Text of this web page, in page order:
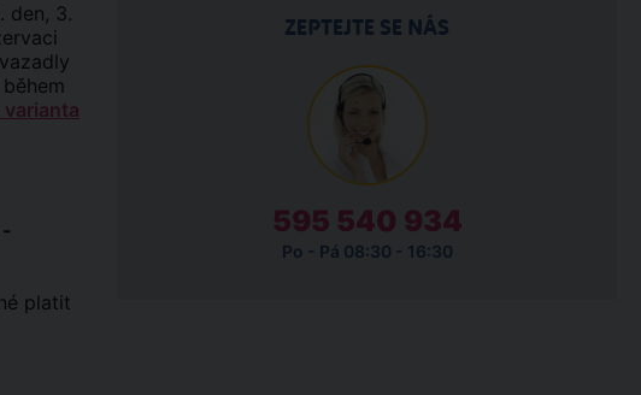
den, 3.
-
platit
ZEPTEJTE SE NÁS
595 540 934
Po - Pá 08:30 - 16:30